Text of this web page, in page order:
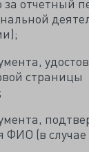
страницы
ФИО (в